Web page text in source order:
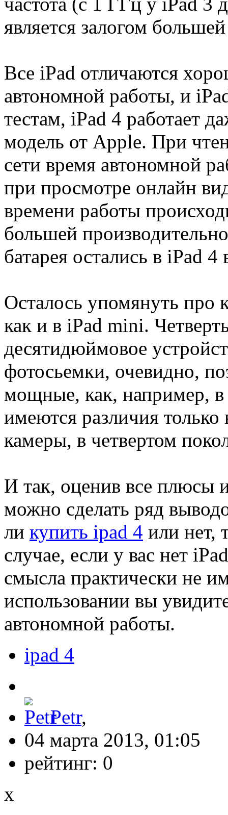
является залогом
Все iPad отличаются
автономной работы, и
тестам, iPad 4 работает
модель от Apple. При
сети время автономной
при просмотре онлайн
времени работы
большей
батарея остались в iPad
Осталось упомянуть про
как и в iPad mini.
десятидюймовое
фотосьемки, очевидно,
мощные, как, например,
имеются различия
камеры, в четвертом
И так, оценив все плюсы
можно сделать ряд
ли купить ipad 4 или нет,
случае, если у вас нет
смысла практически не
использовании вы
автономной работы.
ipad 4
Petr,
04 марта 2013, 01:05
рейтинг: 0
x